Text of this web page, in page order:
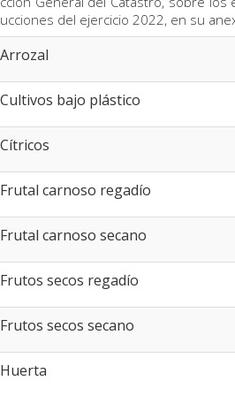
del ejercicio 2022, en su
Arrozal
Cultivos bajo plástico
Cítricos
Frutal carnoso regadío
Frutal carnoso secano
Frutos secos regadío
Frutos secos secano
Huerta